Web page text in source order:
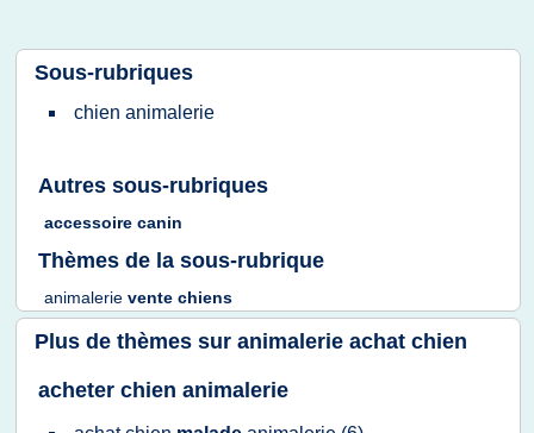
Sous-rubriques
chien animalerie
Autres sous-rubriques
accessoire canin
Thèmes de la sous-rubrique
animalerie vente chiens
Plus de thèmes sur animalerie achat chien
acheter chien animalerie